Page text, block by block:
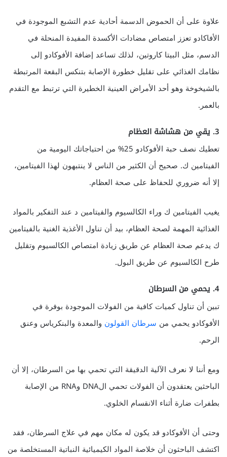
علاوة على أن الحموض الدسمة أحادية عدم التشبع الموجودة في
الأفاكادو تعزز امتصاص مضادات الأكسدة المفيدة المنحلة في
الدسم، مثل البيتا كاروتين، لذلك تساعد إضافة الأفوكادو إلى
نظامك الغذائي على تقليل خطورة الإصابة بتنكس البقعة المرتبطة
بالشيخوخة وهو أحد الأمراض العينية الخطيرة التي ترتبط مع التقدم
بالعمر.
3. يقي من هشاشة العظام
تعطيك نصف حبة الأفوكادو 25% من احتياجاتك اليومية من
الفيتامين ك. صحيح أن الكثير من الناس لا ينتبهون لهذا الفيتامين،
إلا أنه ضروري للحفاظ على صحة العظام.
يغيب الفيتامين ك وراء الكالسيوم والفيتامين د عند التفكير بالمواد
الغذائية المهمة لصحة العظام، بيد أن تناول الأغذية الغنية بالفيتامين
ك يدعم صحة العظام عن طريق زيادة امتصاص الكالسيوم وتقليل
طرح الكالسيوم عن طريق البول.
4. يحمي من السرطان
تبين أن تناول كميات كافية من الفولات الموجودة بوفرة في
الأفوكادو يحمي من سرطان القولون والمعدة والبنكرياس وعنق
الرحم.
ومع أننا لا نعرف الآلية الدقيقة التي تحمي بها من السرطان، إلا أن
الباحثين يعتقدون أن الفولات تحمي الDNA وRNA من الإصابة
بطفرات ضارة أثناء الانقسام الخلوي.
وحتى أن الأفوكادو قد يكون له مكان مهم في علاج السرطان، فقد
اكتشف الباحثون أن خلاصة المواد الكيميائية النباتية المستخلصة من